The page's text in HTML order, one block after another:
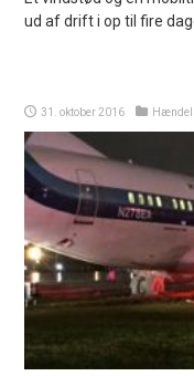
ud af drift i op til fire
31. oktober 2016